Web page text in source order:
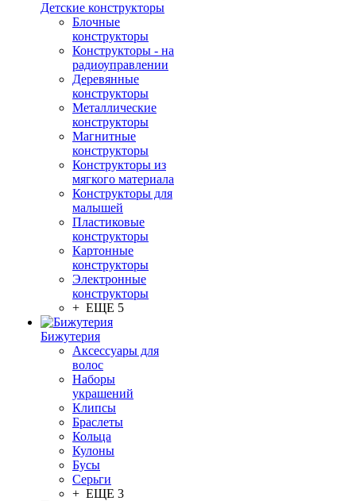
Детские конструкторы
Блочные
конструкторы
Конструкторы - на
радиоуправлении
Деревянные
конструкторы
Металлические
конструкторы
Магнитные
конструкторы
Конструкторы из
мягкого материала
Конструкторы для
малышей
Пластиковые
конструкторы
Картонные
конструкторы
Электронные
конструкторы
+ ЕЩЕ 5
Бижутерия
Аксессуары для
волос
Наборы
украшений
Клипсы
Браслеты
Кольца
Кулоны
Бусы
Серьги
+ ЕЩЕ 3